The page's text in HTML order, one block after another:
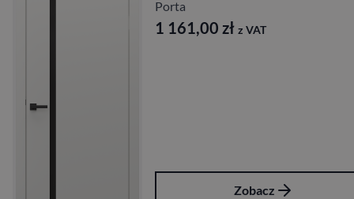
Porta
1 161,00 zł z VAT
Zobacz